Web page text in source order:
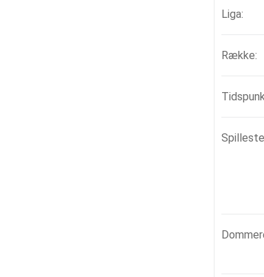
Liga:
Række: